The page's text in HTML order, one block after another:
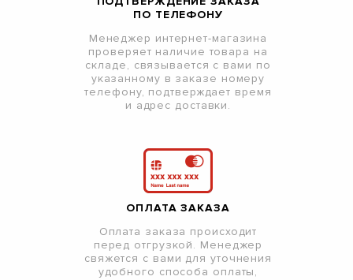
ПО ТЕЛЕФОНУ
Менеджер интернет-магазина
проверяет наличие товара на
складе, связывается с вами по
указанному в заказе номеру
телефону, подтверждает время
и адрес доставки.
ОПЛАТА ЗАКАЗА
Оплата заказа происходит
перед отгрузкой. Менеджер
свяжется с вами для уточнения
удобного способа оплаты,